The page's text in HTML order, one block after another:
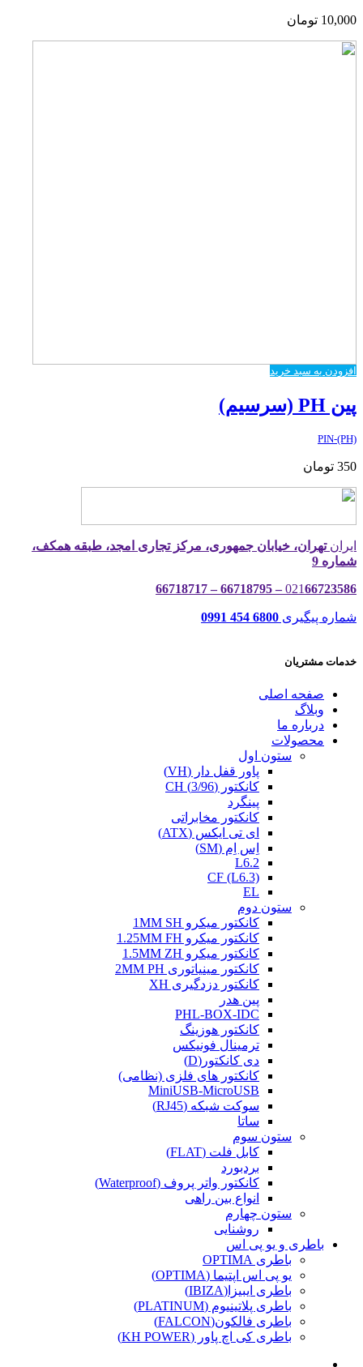
10,000 تومان
افزودن به سبد خرید
پین PH (سرسیم)
PIN-(PH)
350 تومان
ایرانتهران، خیابان جمهوری، مرکز تجاری امجد، طبقه همکف،
شماره 9
02166723586 – 66718795 – 66718717
شماره پیگیری 6800 454 0991
خدمات مشتریان
صفحه اصلی
وبلاگ
درباره ما
محصولات
ستون اول
پاور قفل دار (VH)
کانکتور (3/96) CH
پینگرد
کانکتور مخابراتی
ای تی ایکس (ATX)
اِس اِم (SM)
L6.2
CF (L6.3)
EL
ستون دوم
کانکتور میکرو 1MM SH
کانکتور میکرو 1.25MM FH
کانکتور میکرو 1.5MM ZH
کانکتور مینیاتوری 2MM PH
کانکتور دزدگیری XH
پین هدر
PHL-BOX-IDC
کانکتور هوزینگ
ترمینال فونیکس
دی کانکتور(D)
کانکتور های فلزی (نظامی)
MiniUSB-MicroUSB
سوکت شبکه (RJ45)
ساتا
ستون سوم
کابل فلت (FLAT)
بردبورد
کانکتور واتر پروف (Waterproof)
انواع بین راهی
ستون چهارم
روشنایی
باطری و یو پی اس
باطری OPTIMA
یو پی اس اپتیما (OPTIMA)
باطری ایبیزا(IBIZA)
باطری پلاتینیوم (PLATINUM)
باطری فالکون(FALCON)
باطری کی اچ پاور (KH POWER)